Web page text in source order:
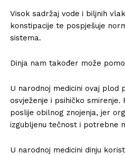
Visok sadržaj vode i biljnih
konstipacije te pospješuje
sistema.
Dinja nam također može
U narodnoj medicini ovaj plod
osvježenje i psihičko smirenje.
poslije obilnog znojenja, jer
izgubljenu tečnost i potrebne
U narodnoj medicini dinju